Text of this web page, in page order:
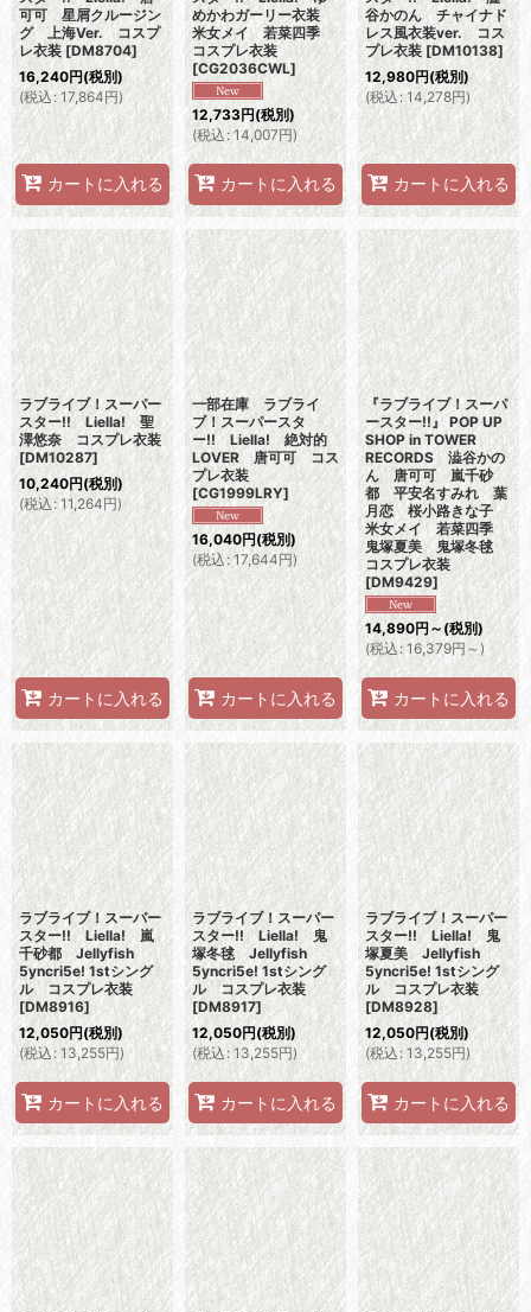
可可 星屑クルージン
グ 上海Ver. コスプ
レ衣装 [DM8704]
16,240円(税別)
(税込: 17,864円)
カートに入れる
めかわガーリー衣装
米女メイ 若菜四季
コスプレ衣装
[CG2036CWL]
12,733円(税別)
(税込: 14,007円)
カートに入れる
谷かのん チャイナド
レス風衣装ver. コス
プレ衣装 [DM10138]
12,980円(税別)
(税込: 14,278円)
カートに入れる
ラブライブ！スーパー
スター!! Liella! 聖
澤悠奈 コスプレ衣装
[DM10287]
10,240円(税別)
(税込 : 11,264円)
カートに入れる
一部在庫 ラブライ
ブ！スーパースタ
ー!! Liella! 絶対的
LOVER 唐可可 コス
プレ衣装
[CG1999LRY]
16,040円(税別)
(税込 : 17,644円)
カートに入れる
『ラブライブ！スーパ
ースター!!』 POP UP
SHOP in TOWER
RECORDS 澁谷かの
ん 唐可可 嵐千砂
都 平安名すみれ 葉
月恋 桜小路きな子
米女メイ 若菜四季
鬼塚夏美 鬼塚冬毬
コスプレ衣装
[DM9429]
14,890円～(税別)
(税込: 16,379円 ～)
カートに入れる
ラブライブ！スーパー
スター!! Liella! 嵐
千砂都 Jellyfish
5yncri5e! 1stシング
ル コスプレ衣装
[DM8916]
12,050円(税別)
(税込: 13,255円)
カートに入れる
ラブライブ！スーパー
スター!! Liella! 鬼
塚冬毬 Jellyfish
5yncri5e! 1stシング
ル コスプレ衣装
[DM8917]
12,050円(税別)
(税込: 13,255円)
カートに入れる
ラブライブ！スーパー
スター!! Liella! 鬼
塚夏美 Jellyfish
5yncri5e! 1stシング
ル コスプレ衣装
[DM8928]
12,050円(税別)
(税込: 13,255円)
カートに入れる